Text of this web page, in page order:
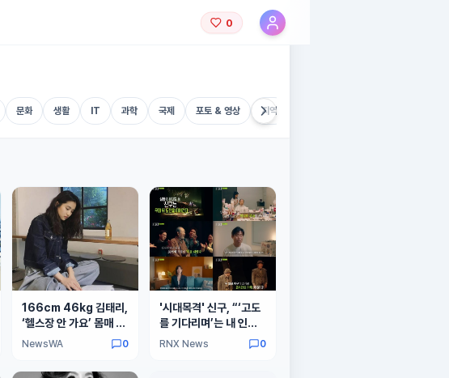
0
문화 생활 IT 과학 국제 포토 & 영상 지역
166cm 46kg 김태리,
‘헬스장 안 가요’ 몸매 비
결 따로 있었다
NewsWA 0
'시대목격' 신구, “‘고도
를 기다리며’는 내 인생
극” 박근형과의 연기 호
RNX News 0